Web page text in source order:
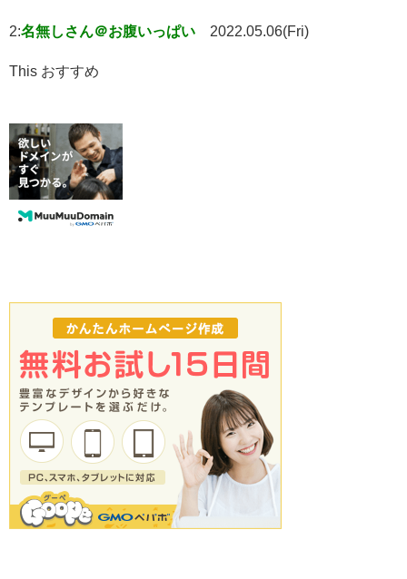
2:名無しさん＠お腹いっぱい 2022.05.06(Fri)
This おすすめ